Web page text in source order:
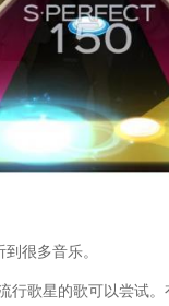
略(龙骑士传说中文版
罗皮亚世界中文)
戏攻略(成吉思汗端游)
游戏简体中文)
秘籍(割绳子游戏大全)
(购物海滩下载)
(逃脱者手游下载)
攻略(寻秦记游戏未删
的unturned怎么
略(边境检察官游戏中
戏攻略(成吉思汗中文
(购物沙滩游戏)
很多音乐。
歌星的歌可以尝试。